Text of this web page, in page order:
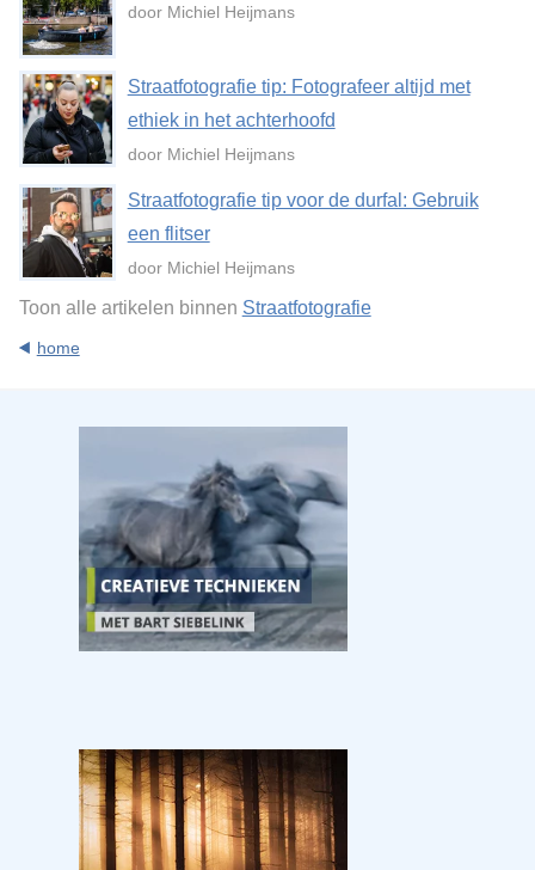
door Michiel Heijmans
Straatfotografie tip: Fotografeer altijd met
ethiek in het achterhoofd
door Michiel Heijmans
Straatfotografie tip voor de durfal: Gebruik
een flitser
door Michiel Heijmans
Toon alle artikelen binnen Straatfotografie
home